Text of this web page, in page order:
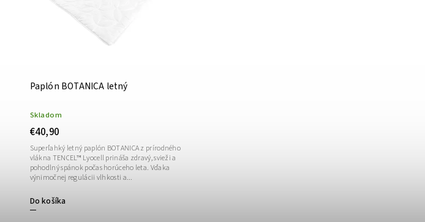
Paplón BOTANICA letný
Skladom
€40,90
Do košíka
Superľahký letný paplón BOTANICA z prírodného
vlákna TENCEL™ Lyocell prináša zdravý, svieži a
pohodlný spánok počas horúceho leta. Vďaka
výnimočnej regulácii vlhkosti a...